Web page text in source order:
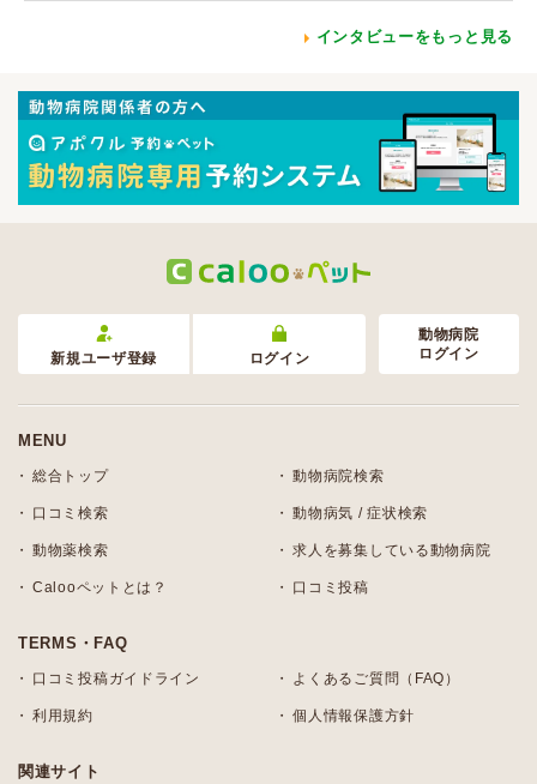
インタビューをもっと見る
新規ユーザ登録 ログイン
動物病院
ログイン
MENU
総合トップ 動物病院検索
口コミ検索 動物病気 / 症状検索
動物薬検索 求人を募集している動物病院
Calooペットとは？ 口コミ投稿
TERMS・FAQ
口コミ投稿ガイドライン よくあるご質問（FAQ）
利用規約 個人情報保護方針
関連サイト